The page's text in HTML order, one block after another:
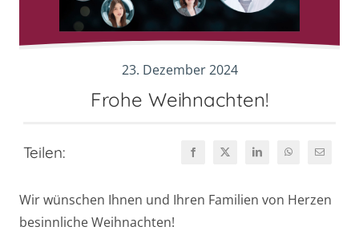
23. Dezember 2024
Frohe Weihnachten!
Teilen:
Wir wünschen Ihnen und Ihren Familien von Herzen
besinnliche Weihnachten!